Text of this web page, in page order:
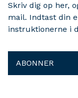
Skriv dig op her,
mail. Indtast din
instruktionerne i
ABONNER